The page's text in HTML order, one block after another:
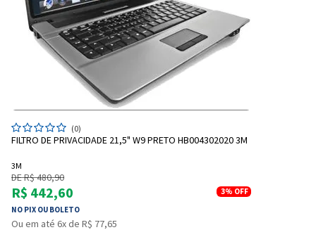
(0)
FILTRO DE PRIVACIDADE 21,5" W9 PRETO HB004302020 3M
3M
DE R$ 480,90
R$ 442,60
NO PIX OU BOLETO
3% OFF
Ou em até 6x de R$ 77,65